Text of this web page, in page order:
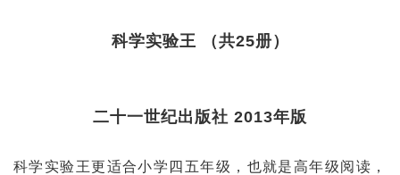
科学实验王 （共25册）
二十一世纪出版社 2013年版
科学实验王更适合小学四五年级，也就是高年级阅读，